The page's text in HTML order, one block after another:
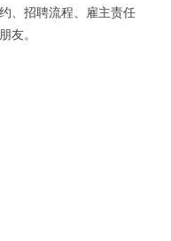
、招聘流程、雇主责任
友。